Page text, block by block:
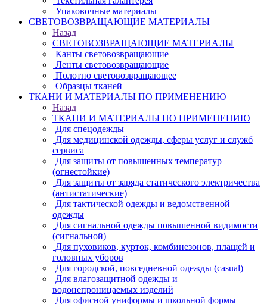
Упаковочные материалы
СВЕТОВОЗВРАЩАЮЩИЕ МАТЕРИАЛЫ
Назад
СВЕТОВОЗВРАЩАЮЩИЕ МАТЕРИАЛЫ
Канты световозвращающие
Ленты световозвращающие
Полотно световозвращающее
Образцы тканей
ТКАНИ И МАТЕРИАЛЫ ПО ПРИМЕНЕНИЮ
Назад
ТКАНИ И МАТЕРИАЛЫ ПО ПРИМЕНЕНИЮ
Для спецодежды
Для медицинской одежды, сферы услуг и служб
сервиса
Для защиты от повышенных температур
(огнестойкие)
Для защиты от заряда статического электричества
(антистатические)
Для тактической одежды и ведомственной
одежды
Для сигнальной одежды повышенной видимости
(сигнальной)
Для пуховиков, курток, комбинезонов, плащей и
головных уборов
Для городской, повседневной одежды (casual)
Для влагозащитной одежды и
водонепроницаемых изделий
Для офисной униформы и школьной формы